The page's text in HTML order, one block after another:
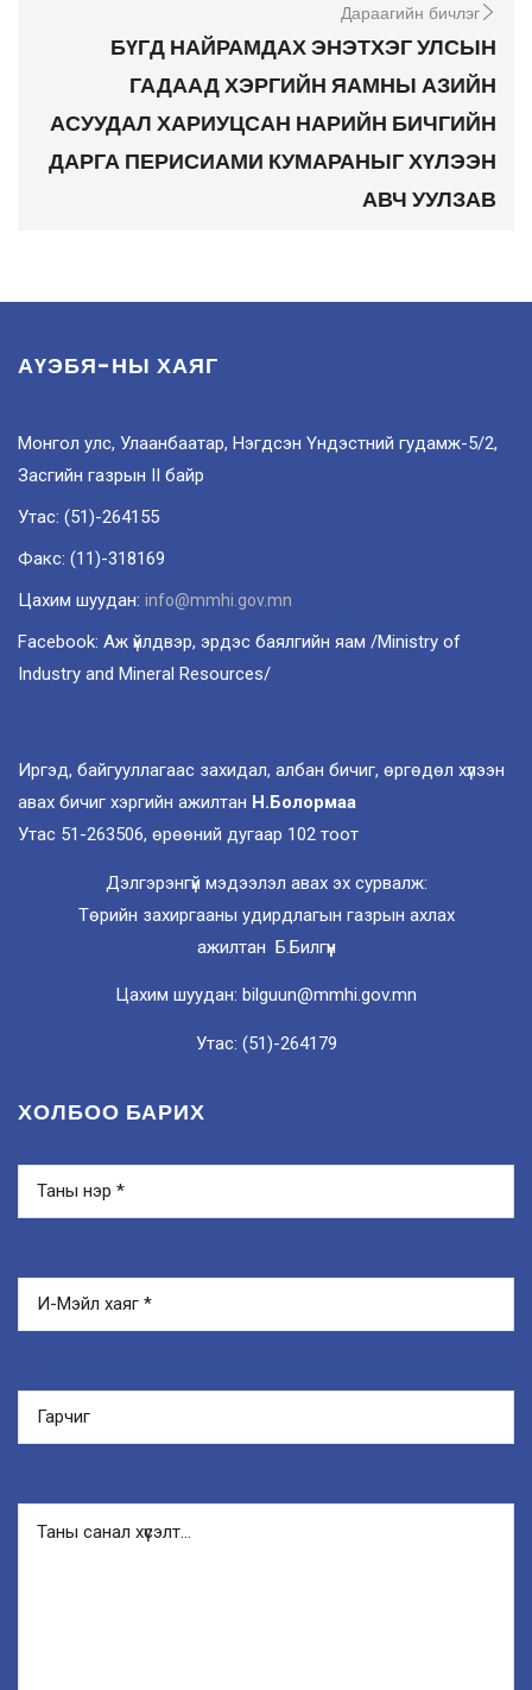
Дараагийн бичлэг
БҮГД НАЙРАМДАХ ЭНЭТХЭГ УЛСЫН
ГАДААД ХЭРГИЙН ЯАМНЫ АЗИЙН
АСУУДАЛ ХАРИУЦСАН НАРИЙН БИЧГИЙН
ДАРГА ПЕРИСИАМИ КУМАРАНЫГ ХҮЛЭЭН
АВЧ УУЛЗАВ
АҮЭБЯ-НЫ ХАЯГ
Монгол улс, Улаанбаатар, Нэгдсэн Үндэстний гудамж-5/2,
Засгийн газрын II байр
Утас: (51)-264155
Факс: (11)-318169
Цахим шуудан: info@mmhi.gov.mn
Facebook: Аж үйлдвэр, эрдэс баялгийн яам /Ministry of
Industry and Mineral Resources/
Иргэд, байгууллагаас захидал, албан бичиг, өргөдөл хүлээн
авах бичиг хэргийн ажилтан Н.Болормаа
Утас 51-263506, өрөөний дугаар 102 тоот
Дэлгэрэнгүй мэдээлэл авах эх сурвалж:
Төрийн захиргааны удирдлагын газрын ахлах
ажилтан Б.Билгүүн
Цахим шуудан: bilguun@mmhi.gov.mn
Утас: (51)-264179
ХОЛБОО БАРИХ